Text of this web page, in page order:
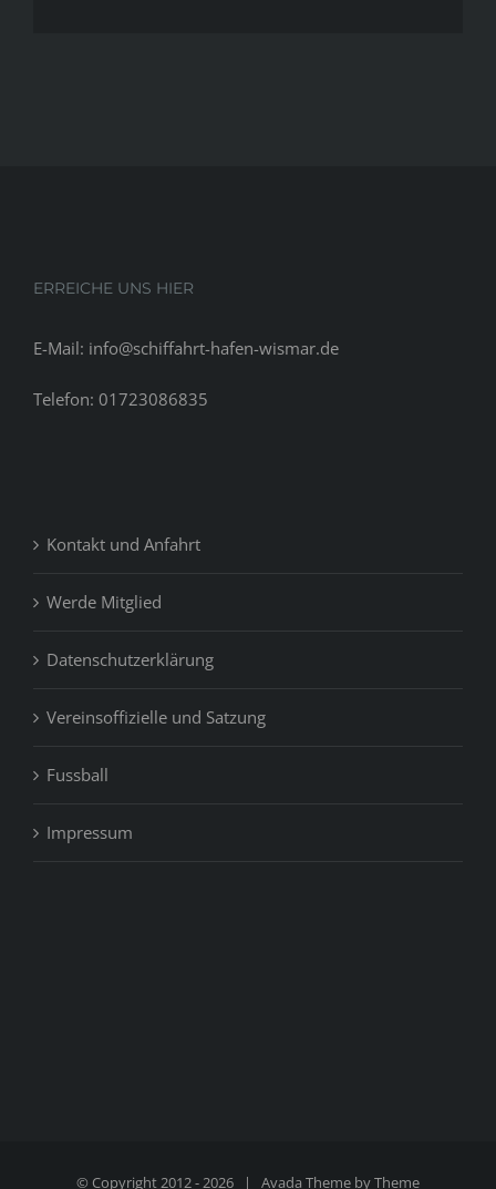
ERREICHE UNS HIER
E-Mail: info@schiffahrt-hafen-wismar.de
Telefon: 01723086835
Kontakt und Anfahrt
Werde Mitglied
Datenschutzerklärung
Vereinsoffizielle und Satzung
Fussball
Impressum
© Copyright 2012 -2026 | Avada Theme byTheme